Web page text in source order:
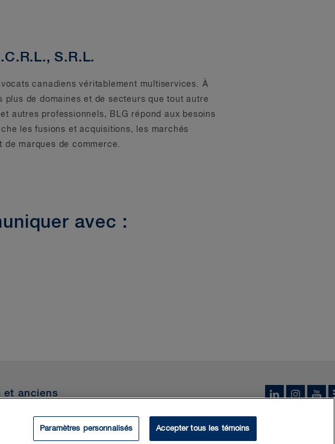
S.R.L.
canadiens véritablement multiservices. À
de domaines et de secteurs que tout autre
autres professionnels, BLG répond aux besoins
les fusions et acquisitions, les marchés
de marques de commerce.
avec :
et anciens
© 2026 Borden Ladner Gervais S.E.N.C.R.L., S.R.L. («BLG»). Tous droits
Paramètres personnalisés Accepter tous les témoins